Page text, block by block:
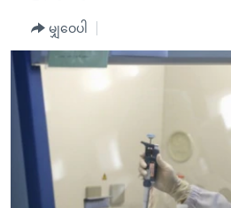
ကျော်
ကြည့်
ပင်မ
ညွန်း
အစ္စရေး-ပါလက်စတိုင်း
အင်္ဂလိပ်စာလေ့လာမယ်
အမေရိကန်သုံးအီဒီယံ
မကြေးမုံရဲ့ အင်္ဂလိပ်စာ
ရုပ်ရှင်ထဲက အင်္ဂလိပ်စာ
သုတပဒေသာ အင်္ဂလိပ်စာ
အပတ်စဉ်ကဏ္ဍများ
ရေဒီယို
တီဗွီ
ရေဒီယိုနှင့်ရုပ်သံ အချက်အလက်များ
ရေဒီယို/တီဗွီအစီအစဉ်
Learning English
မျှဝေပါ